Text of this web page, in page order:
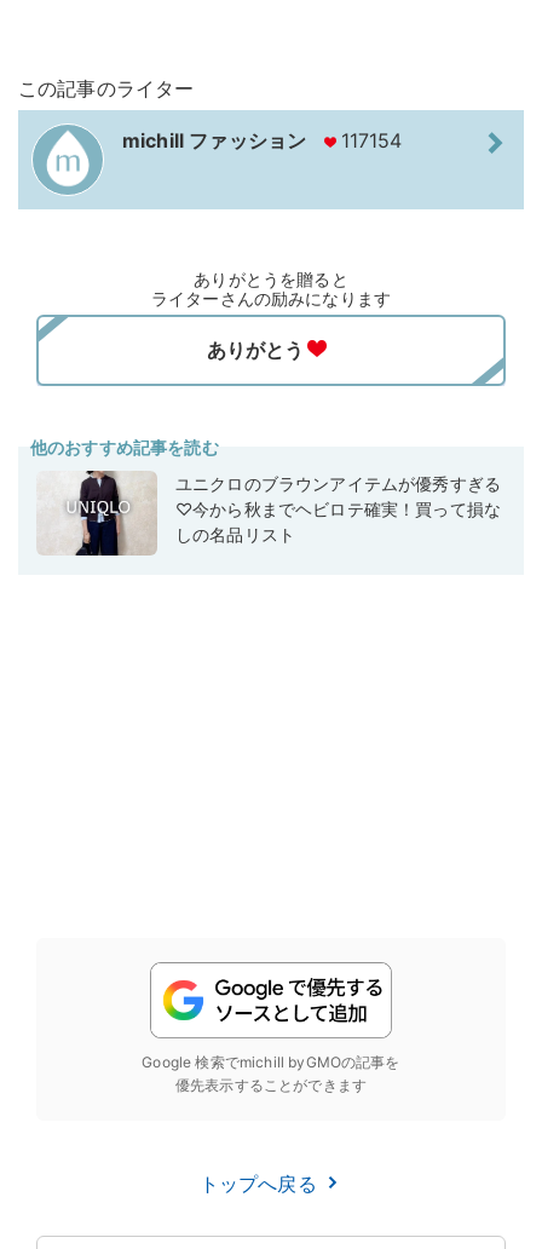
この記事のライター
michill ファッション 117154
ありがとうを贈ると
ライターさんの励みになります
他のおすすめ記事を読む
ユニクロのブラウンアイテムが優秀すぎる
♡今から秋までヘビロテ確実！買って損な
しの名品リスト
Google 検索でmichill byGMOの記事を
優先表示することができます
トップへ戻る